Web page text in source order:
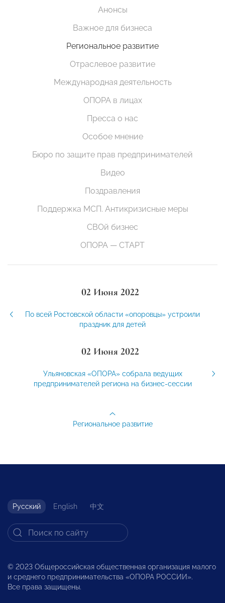
Анонсы
Важное для бизнеса
Региональное развитие
Отраслевое развитие
Международная деятельность
ОПОРА в лицах
Пресса о нас
Особое мнение
Бюро по защите прав предпринимателей
Видео
Поздравления
Поддержка МСП. Антикризисные меры
СВОй бизнес
ОПОРА — СТАРТ
02 Июня 2022
По всей Ростовской области «опоровцы» устроили
праздник для детей
02 Июня 2022
Ульяновская «ОПОРА» собрала ведущих
предпринимателей региона на бизнес-сессии
Региональное развитие
Русский English 中文
© 2023 Общероссийская общественная организация малого
и среднего предпринимательства «ОПОРА РОССИИ».
Все права защищены.